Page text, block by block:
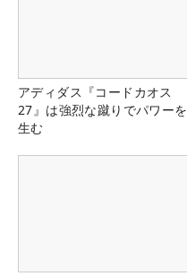
アディダス『コードカオス
27』は強烈な蹴りでパワーを
生む